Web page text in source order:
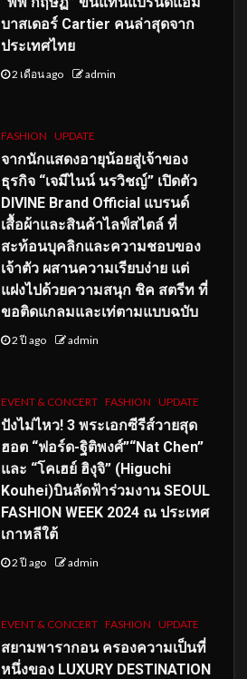
บาสเดอร์ Cartier คนล่าสุดจาก
ประเทศไทย
2 เดือน ago admin
FASHION UPDATE
จากนักแสดงอายุน้อยสู่เจ้าของ
ธุรกิจ “เจมีไนน์ นรวิชญ์” เปิดตัว
DIVINE Brand Official แบรนด์
เสื้อผ้าและสินค้าไลฟ์สไตล์ ที่
สะท้อนบุคลิกและความชอบของ
เจ้าตัว ผสานความเรียบง่าย แต่
แฝงไปด้วยความสนุก ชิค สตรีท ที่
ขอติดแกลมและเท่ตามแบบฉบับ
2 ปี ago admin
EVENT & CONCERT FASHION UPDATE
ปังไม่ไหว! 3 พระเอกซีรีส์วายสุด
ฮอต “ฟอร์ด-ฐิติพงศ์”“Nat Chen”
และ “โคเฮย์ ฮิงุจิ” (Higuchi
Kouhei)บินลัดฟ้าร่วมงาน SEOUL
FASHION WEEK 2024 ณ ประเทศ
เกาหลีใต้
2 ปี ago admin
EVENT & CONCERT FASHION UPDATE
สยามพารากอน ครองความเป็นที่
หนึ่งของ LUXURY DESTINATION